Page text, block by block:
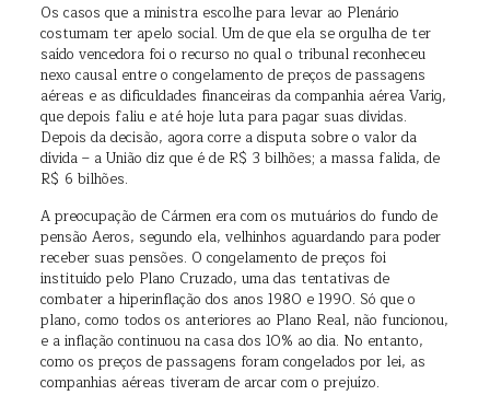
Os casos que a ministra escolhe para levar ao Plenário
costumam ter apelo social. Um de que ela se orgulha de ter
saído vencedora foi o recurso no qual o tribunal reconheceu
nexo causal entre o congelamento de preços de passagens
aéreas e as dificuldades financeiras da companhia aérea Varig,
que depois faliu e até hoje luta para pagar suas dívidas.
Depois da decisão, agora corre a disputa sobre o valor da
dívida – a União diz que é de R$ 3 bilhões; a massa falida, de
R$ 6 bilhões.
A preocupação de Cármen era com os mutuários do fundo de
pensão Aeros, segundo ela, velhinhos aguardando para poder
receber suas pensões. O congelamento de preços foi
instituído pelo Plano Cruzado, uma das tentativas de
combater a hiperinflação dos anos 1980 e 1990. Só que o
plano, como todos os anteriores ao Plano Real, não funcionou,
e a inflação continuou na casa dos 10% ao dia. No entanto,
como os preços de passagens foram congelados por lei, as
companhias aéreas tiveram de arcar com o prejuízo.